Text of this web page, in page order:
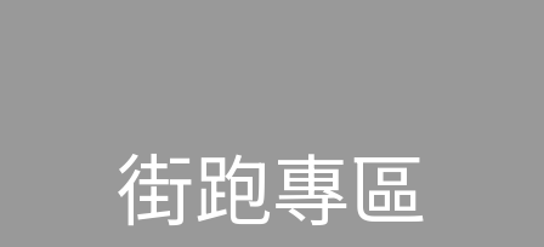
街跑專區